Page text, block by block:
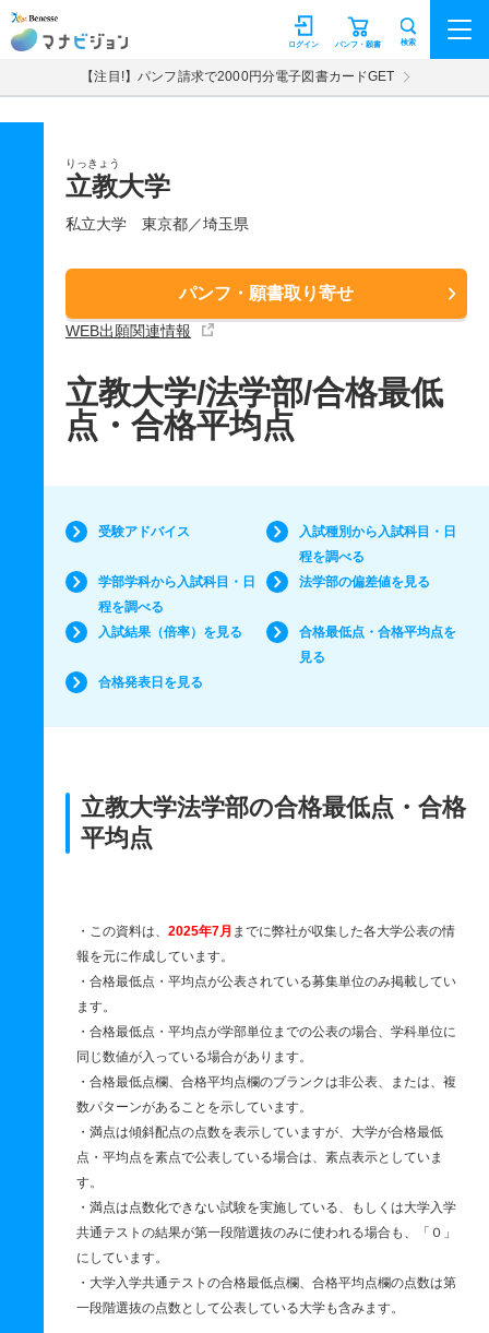
マナビジョン パンフ・願書
ログイン 検索
【注目!】パンフ請求で2000円分電子図書カードGET
りっきょう
立教大学
私立大学 東京都／埼玉県
パンフ・願書取り寄せ
WEB出願関連情報
立教大学/法学部/合格最低
点・合格平均点
受験アドバイス
入試種別から入試科目・日
程を調べる
学部学科から入試科目・日
程を調べる
法学部の偏差値を見る
入試結果（倍率）を見る
合格最低点・合格平均点を
見る
合格発表日を見る
立教大学法学部の合格最低点・合格
平均点
・この資料は、 2025年7月 までに弊社が収集した各大学公表の情
報を元に作成しています。
・合格最低点・平均点が公表されている募集単位のみ掲載してい
ます。
・合格最低点・平均点が学部単位までの公表の場合、学科単位に
同じ数値が入っている場合があります。
・合格最低点欄、合格平均点欄のブランクは非公表、または、複
数パターンがあることを示しています。
・満点は傾斜配点の点数を表示していますが、大学が合格最低
点・平均点を素点で公表している場合は、素点表示としていま
す。
・満点は点数化できない試験を実施している、もしくは大学入学
共通テストの結果が第一段階選抜のみに使われる場合も、「０」
にしています。
・大学入学共通テストの合格最低点欄、合格平均点欄の点数は第
一段階選抜の点数として公表している大学も含みます。